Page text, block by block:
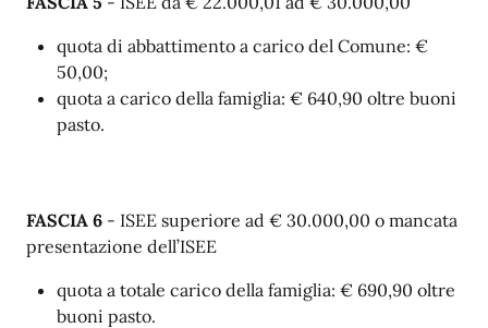
quota di abbattimento a carico del Comune: €
50,00;
quota a carico della famiglia: € 640,90 oltre buoni
pasto.
FASCIA 6 - ISEE superiore ad € 30.000,00 o mancata
presentazione dell’ISEE
quota a totale carico della famiglia: € 690,90 oltre
buoni pasto.